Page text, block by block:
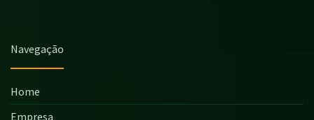
Navegação
Home
Empresa